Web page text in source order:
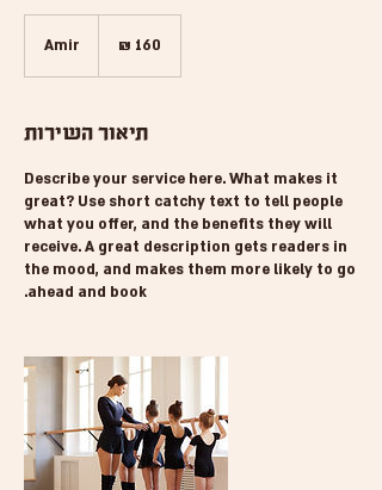
חדשים
Amir
תיאור השירות
Describe your service here. What makes it
great? Use short catchy text to tell people
what you offer, and the benefits they will
receive. A great description gets readers in
the mood, and makes them more likely to go
ahead and book.